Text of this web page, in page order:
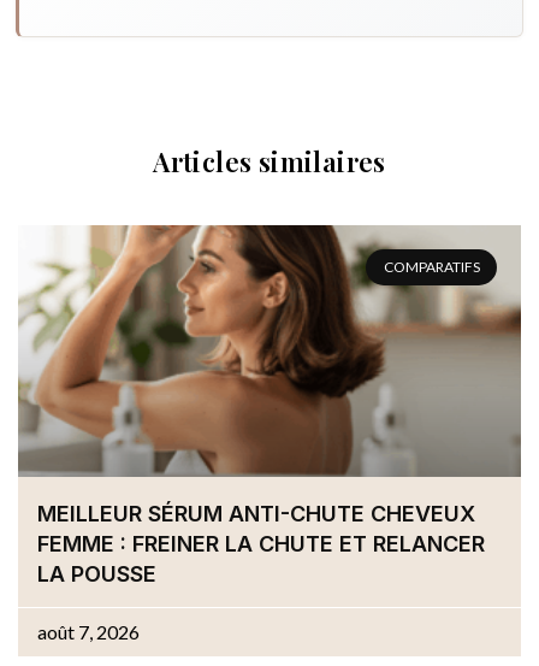
Articles similaires
COMPARATIFS
MEILLEUR SÉRUM ANTI-CHUTE CHEVEUX
FEMME : FREINER LA CHUTE ET RELANCER
LA POUSSE
août 7, 2026